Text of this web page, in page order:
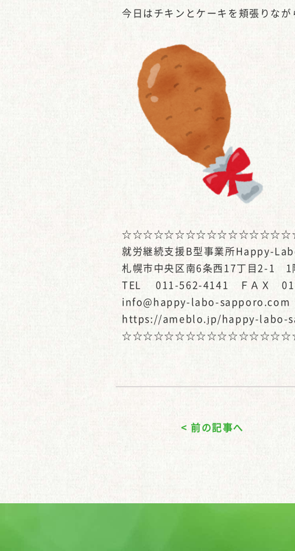
今日はチキンとケーキを頬張りな
就労継続支援B型事業所Happy-
札幌市中央区南6条西17丁目2-1 1
TEL 011-562-4141 ＦＡＸ
info@happy-labo-sapporo.com
https://ameblo.jp/happy-labo-
< 前の記事へ